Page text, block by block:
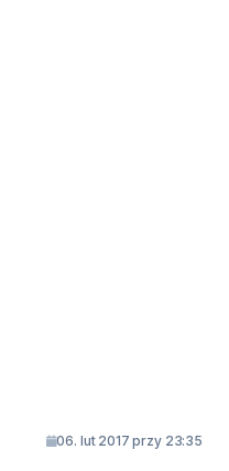
06. lut 2017 przy 23:35